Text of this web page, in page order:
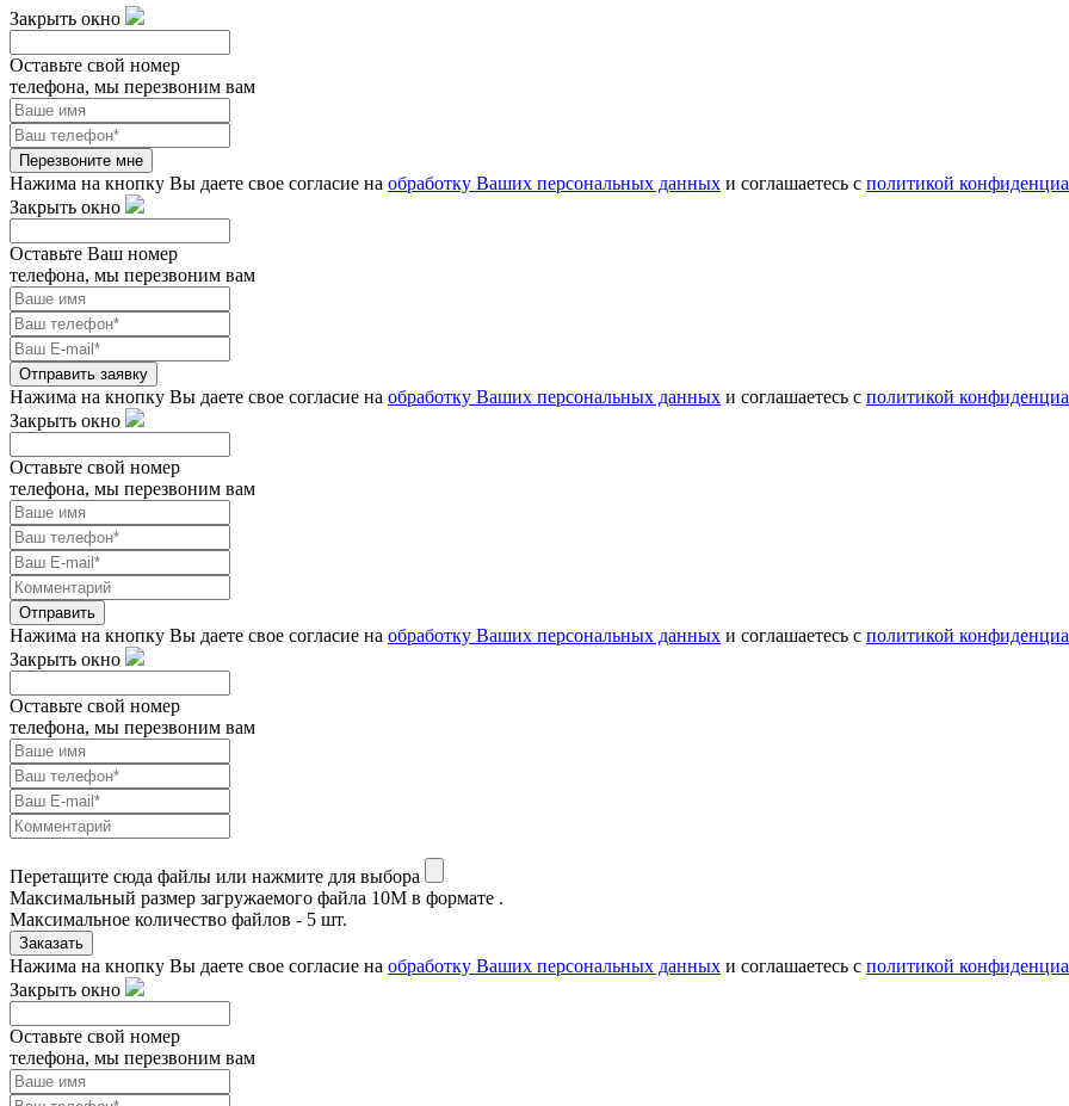
Закрыть окно
Оставьте свой номер
телефона, мы перезвоним вам
Перезвоните мне
Нажима на кнопку Вы даете свое согласие на обработку Ваших персональных данных и соглашаетесь с политикой
Закрыть окно
Оставьте Ваш номер
телефона, мы перезвоним вам
Отправить заявку
Нажима на кнопку Вы даете свое согласие на обработку Ваших персональных данных и соглашаетесь с политикой
Закрыть окно
Оставьте свой номер
телефона, мы перезвоним вам
Отправить
Нажима на кнопку Вы даете свое согласие на обработку Ваших персональных данных и соглашаетесь с политикой
Закрыть окно
Оставьте свой номер
телефона, мы перезвоним вам
Перетащите сюда файлы или нажмите для выбора
Максимальный размер загружаемого файла 10M в формате .
Максимальное количество файлов - 5 шт.
Заказать
Нажима на кнопку Вы даете свое согласие на обработку Ваших персональных данных и соглашаетесь с политикой
Закрыть окно
Оставьте свой номер
телефона, мы перезвоним вам